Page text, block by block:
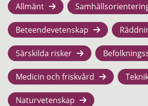
Allmänt
Beteendevetenskap
Särskilda risker
Medicin och friskvård
Naturvetenskap